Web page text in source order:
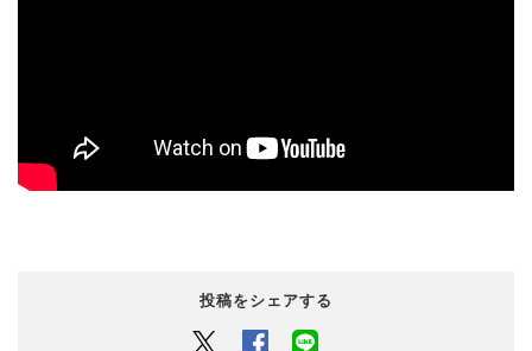
投稿をシェアする
Twitter Facebook